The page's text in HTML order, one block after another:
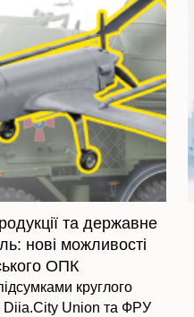
та державне
нові можливості
ОПК
круглого
Diia.City Union та ФРУ